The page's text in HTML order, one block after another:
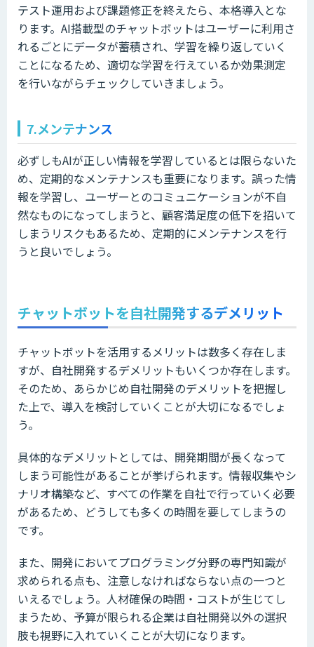
テスト運用および課題修正を終えたら、本格導入とな
ります。AI搭載型のチャットボットはユーザーに利用さ
れるごとにデータが蓄積され、学習を繰り返していく
ことになるため、適切な学習を行えているか効果測定
を行いながらチェックしていきましょう。
7.メンテナンス
必ずしもAIが正しい情報を学習しているとは限らないた
め、定期的なメンテナンスも重要になります。誤った情
報を学習し、ユーザーとのコミュニケーションが不自
然なものになってしまうと、顧客満足度の低下を招いて
しまうリスクもあるため、定期的にメンテナンスを行
うと良いでしょう。
チャットボットを自社開発するデメリット
チャットボットを活用するメリットは数多く存在しま
すが、自社開発するデメリットもいくつか存在します。
そのため、あらかじめ自社開発のデメリットを把握し
た上で、導入を検討していくことが大切になるでしょ
う。
具体的なデメリットとしては、開発期間が長くなって
しまう可能性があることが挙げられます。情報収集やシ
ナリオ構築など、すべての作業を自社で行っていく必要
があるため、どうしても多くの時間を要してしまうの
です。
また、開発においてプログラミング分野の専門知識が
求められる点も、注意しなければならない点の一つと
いえるでしょう。人材確保の時間・コストが生じてし
まうため、予算が限られる企業は自社開発以外の選択
肢も視野に入れていくことが大切になります。